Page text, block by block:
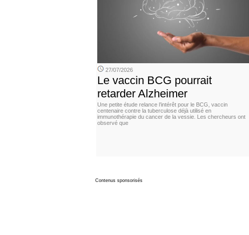
27/07/2026
Le vaccin BCG pourrait
retarder Alzheimer
Une petite étude relance l’intérêt pour le BCG, vaccin
centenaire contre la tuberculose déjà utilisé en
immunothérapie du cancer de la vessie. Les chercheurs ont
observé que
Contenus sponsorisés